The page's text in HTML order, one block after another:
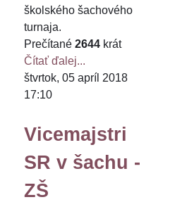
školského šachového
turnaja.
Prečítané 2644 krát
Čítať ďalej...
štvrtok, 05 apríl 2018
17:10
Vicemajstri
SR v šachu -
ZŠ